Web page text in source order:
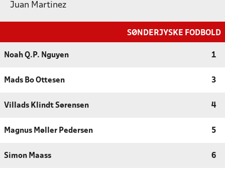
Juan Martinez
SØNDERJYSKE FODBOLD
Noah Q.P. Nguyen 1
Mads Bo Ottesen 3
Villads Klindt Sørensen 4
Magnus Møller Pedersen 5
Simon Maass 6